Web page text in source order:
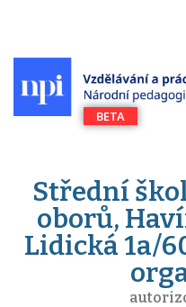
Střední
oborů,
Lidická 1a/